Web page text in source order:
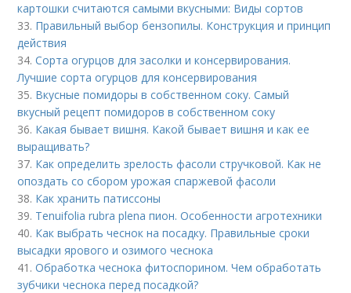
картошки считаются самыми вкусными: Виды сортов
33. Правильный выбор бензопилы. Конструкция и принцип
действия
34.Сорта огурцов для засолки и консервирования.
Лучшие сорта огурцов для консервирования
35. Вкусные помидоры в собственном соку. Самый
вкусный рецепт помидоров в собственном соку
36. Какая бывает вишня. Какой бывает вишня и как ее
выращивать?
37. Как определить зрелость фасоли стручковой. Как не
опоздать со сбором урожая спаржевой фасоли
38. Как хранить патиссоны
39. Tenuifolia rubra plena пион. Особенности агротехники
40. Как выбрать чеснок на посадку. Правильные сроки
высадки ярового и озимого чеснока
41.Обработка чеснока фитоспорином. Чем обработать
зубчики чеснока перед посадкой?